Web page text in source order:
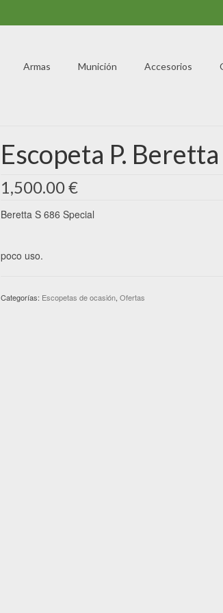
Armas Munición Accesorios
Escopeta P.
1,500.00€
Beretta S 686 Special
poco uso.
Categorías: Escopetas de ocasión, Ofertas